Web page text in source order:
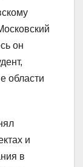
он
области
и
в